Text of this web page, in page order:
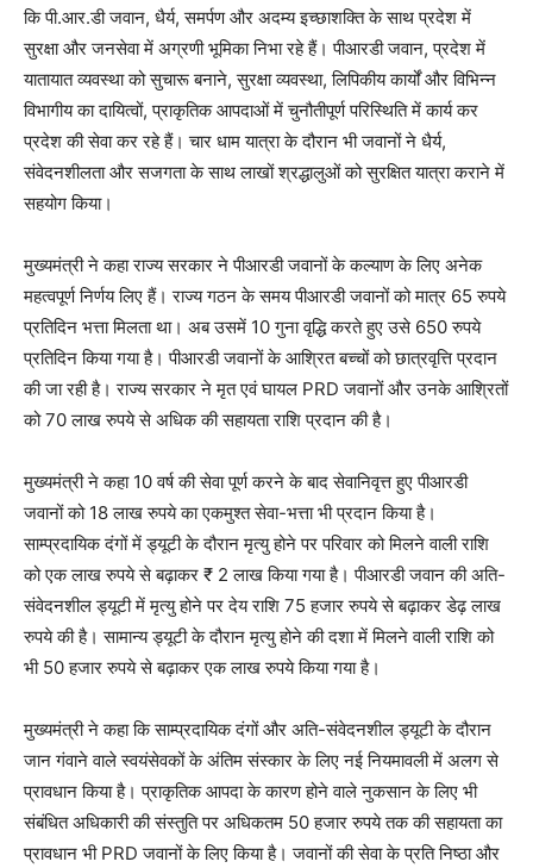
कि पी.आर.डी जवान, धैर्य, समर्पण और अदम्य इच्छाशक्ति के साथ प्रदेश में
सुरक्षा और जनसेवा में अग्रणी भूमिका निभा रहे हैं। पीआरडी जवान, प्रदेश में
यातायात व्यवस्था को सुचारू बनाने, सुरक्षा व्यवस्था, लिपिकीय कार्यों और विभिन्न
विभागीय का दायित्वों, प्राकृतिक आपदाओं में चुनौतीपूर्ण परिस्थिति में कार्य कर
प्रदेश की सेवा कर रहे हैं। चार धाम यात्रा के दौरान भी जवानों ने धैर्य,
संवेदनशीलता और सजगता के साथ लाखों श्रद्धालुओं को सुरक्षित यात्रा कराने में
सहयोग किया।
मुख्यमंत्री ने कहा राज्य सरकार ने पीआरडी जवानों के कल्याण के लिए अनेक
महत्वपूर्ण निर्णय लिए हैं। राज्य गठन के समय पीआरडी जवानों को मात्र 65 रुपये
प्रतिदिन भत्ता मिलता था। अब उसमें 10 गुना वृद्धि करते हुए उसे 650 रुपये
प्रतिदिन किया गया है। पीआरडी जवानों के आश्रित बच्चों को छात्रवृत्ति प्रदान
की जा रही है। राज्य सरकार ने मृत एवं घायल PRD जवानों और उनके आश्रितों
को 70 लाख रुपये से अधिक की सहायता राशि प्रदान की है।
मुख्यमंत्री ने कहा 10 वर्ष की सेवा पूर्ण करने के बाद सेवानिवृत्त हुए पीआरडी
जवानों को 18 लाख रुपये का एकमुश्त सेवा-भत्ता भी प्रदान किया है।
साम्प्रदायिक दंगों में ड्यूटी के दौरान मृत्यु होने पर परिवार को मिलने वाली राशि
को एक लाख रुपये से बढ़ाकर ₹ 2 लाख किया गया है। पीआरडी जवान की अति-
संवेदनशील ड्यूटी में मृत्यु होने पर देय राशि 75 हजार रुपये से बढ़ाकर डेढ़ लाख
रुपये की है। सामान्य ड्यूटी के दौरान मृत्यु होने की दशा में मिलने वाली राशि को
भी 50 हजार रुपये से बढ़ाकर एक लाख रुपये किया गया है।
मुख्यमंत्री ने कहा कि साम्प्रदायिक दंगों और अति-संवेदनशील ड्यूटी के दौरान
जान गंवाने वाले स्वयंसेवकों के अंतिम संस्कार के लिए नई नियमावली में अलग से
प्रावधान किया है। प्राकृतिक आपदा के कारण होने वाले नुकसान के लिए भी
संबंधित अधिकारी की संस्तुति पर अधिकतम 50 हजार रुपये तक की सहायता का
प्रावधान भी PRD जवानों के लिए किया है। जवानों की सेवा के प्रति निष्ठा और